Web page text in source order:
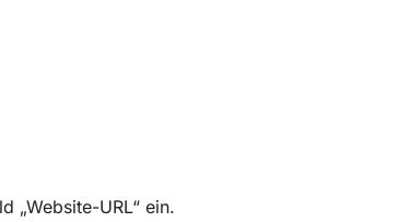
„Website-URL“ ein.